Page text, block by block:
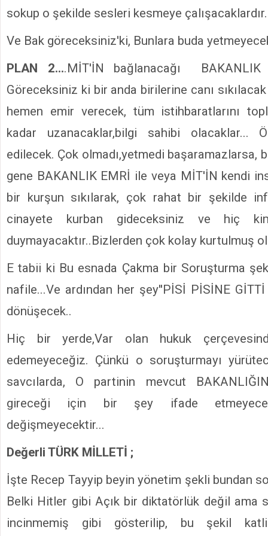
sokup o şekilde sesleri kesmeye çalışacaklardır.
Ve Bak göreceksiniz'ki, Bunlara buda
PLAN 2....MİT'İN bağlanacağı BAKANLIK
Göreceksiniz ki bir anda birilerine canı
hemen emir verecek, tüm istihbaratlarını
kadar uzanacaklar,bilgi sahibi olacaklar...
edilecek. Çok olmadı,yetmedi başaramazlarsa,
gene BAKANLIK EMRİ ile veya MİT'İN kendi
bir kurşun sıkılarak, çok rahat bir şekilde
cinayete kurban gideceksiniz ve hiç
duymayacaktır..Bizlerden çok kolay kurtulmuş
E tabii ki Bu esnada Çakma bir Soruşturma
nafile...Ve ardından her şey''PİSİ PİSİNE
dönüşecek..
Hiç bir yerde,Var olan hukuk
edemeyeceğiz. Çünkü o soruşturmayı
savcılarda, O partinin mevcut
gireceği için bir şey ifade
değişmeyecektir...
Değerli TÜRK MİLLETİ ;
İşte Recep Tayyip beyin yönetim şekli bundan
Belki Hitler gibi Açık bir diktatörlük değil ama
incinmemiş gibi gösterilip, bu şekil